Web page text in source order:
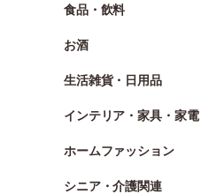
食品・飲料
お酒
生活雑貨・日用品
インテリア・家具・家電
ホームファッション
シニア・介護関連